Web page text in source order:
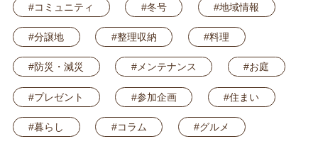
#コミュニティ #冬号 #地域情報
#分譲地 #整理収納 #料理
#防災・減災 #メンテナンス #お庭
#プレゼント #参加企画 #住まい
#暮らし #コラム #グルメ